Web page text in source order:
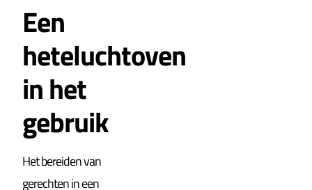
Een
heteluchtoven
in het
gebruik
Het bereiden van
gerechten in een